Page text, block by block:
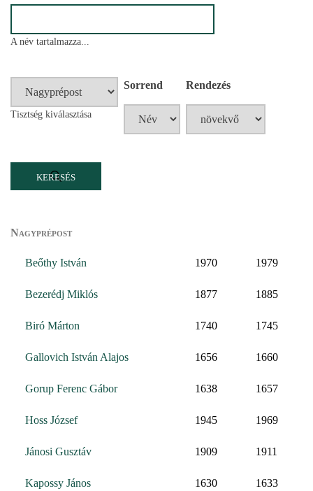
A név tartalmazza...
Tisztség kiválasztása
Sorrend Rendezés
Nagyprépost
Beőthy István 1970 1979
Bezerédj Miklós 1877 1885
Biró Márton 1740 1745
Gallovich István Alajos 1656 1660
Gorup Ferenc Gábor 1638 1657
Hoss József 1945 1969
Jánosi Gusztáv 1909 1911
Kapossy János 1630 1633